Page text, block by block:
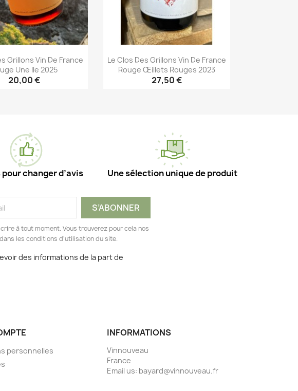
Grillons Vin De France
Une Ile 2025
20,00 €
Le Clos Des Grillons Vin De France
Rouge Œillets Rouges 2023
27,50 €
pour changer d’avis Une sélection unique de produit
à tout moment. Vous trouverez pour cela nos
les conditions d'utilisation du site.
des informations de la part de
personnelles
INFORMATIONS
Vinnouveau
France
Email us: bayard@vinnouveau.fr